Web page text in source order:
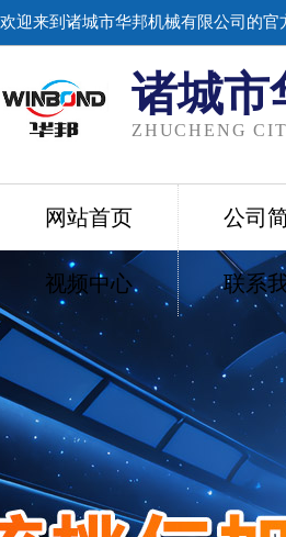
欢迎来到诸城市华邦机械有限公司的官
诸城市
ZHUCHENG
网站首页 公司
视频中心 联系